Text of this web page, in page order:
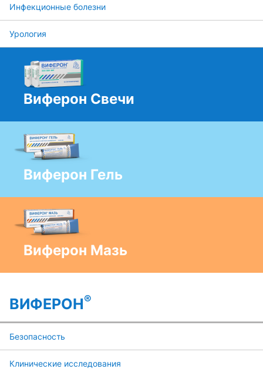
Инфекционные болезни
Урология
Виферон Свечи
Виферон Гель
Виферон Мазь
ВИФЕРОН®
Безопасность
Клинические исследования